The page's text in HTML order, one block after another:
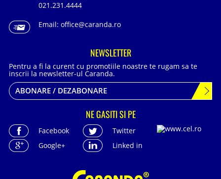
021.231.4444
Email: office@caranda.ro
NEWSLETTER
Pentru a fi la curent cu promotiile noastre te rugam sa te
inscrii la newsletter-ul Caranda.
ABONARE / DEZABONARE
NE GASITI SI PE
Facebook
Twitter
Google+
Linked in